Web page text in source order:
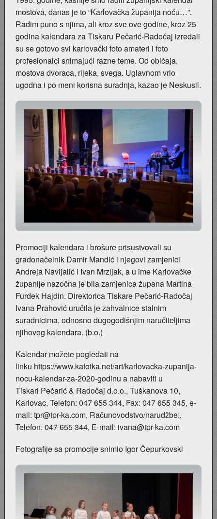
Plesna škola u Hrvatskom domu 1979.
P(j)eskari na Kupi
Otvaranje Muzeja Ribar u Vukmaniću 1968.
Nedjeljko Fak
Motocross na Starom gradu Dubovcu
Motocross na Šancu
mostova, danas je to “Karlovačka županija noću…”.
Radim puno s njima, ali kroz sve ove godine, kroz 25
godina kalendara za Tiskaru Pečarić-Radočaj izredali
su se gotovo svi karlovački foto amateri i foto
profesionalci snimajući razne teme. Od običaja,
mostova dvoraca, rijeka, svega. Uglavnom vrlo
ugodna i po meni korisna suradnja, kazao je Neskusil.
Promociji kalendara i brošure prisustvovali su
gradonačelnik Damir Mandić i njegovi zamjenici
Andreja Navijalić i Ivan Mrzljak, a u ime Karlovačke
županije nazočna je bila zamjenica župana Martina
Furdek Hajdin. Direktorica Tiskare Pečarić-Radočaj
Ivana Prahović uručila je zahvalnice stalnim
suradnicima, odnosno dugogodišnjim naručiteljima
njihovog kalendara. (b.o.)
Kalendar možete pogledati na
linku https://www.kafotka.net/art/karlovacka-zupanija-
nocu-kalendar-za-2020-godinu a nabaviti u
Tiskari Pečarić & Radočaj d.o.o., Tuškanova 10,
Karlovac, Telefon: 047 655 344, Fax: 047 655 345, e-
mail: tpr@tpr-ka.com, Računovodstvo/narudžbe:,
Telefon: 047 655 344, E-mail: ivana@tpr-ka.com
Fotografije sa promocije snimio Igor Čepurkovski